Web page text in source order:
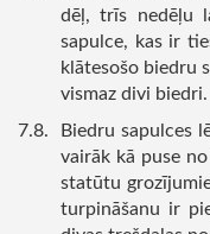
dēļ, trīs nedēļu
sapulce, kas ir
klātesošo biedru
vismaz divi biedri.
Biedru sapulces
vairāk kā puse
statūtu
turpināšanu ir